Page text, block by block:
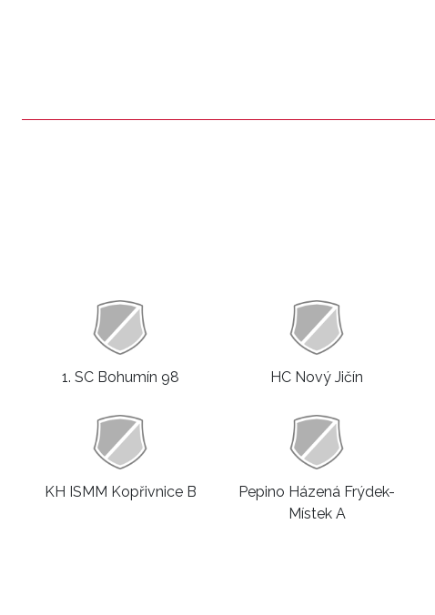
1. SC Bohumín 98 HC Nový Jičín
KH ISMM Kopřivnice B
Pepino Házená Frýdek-
Místek A